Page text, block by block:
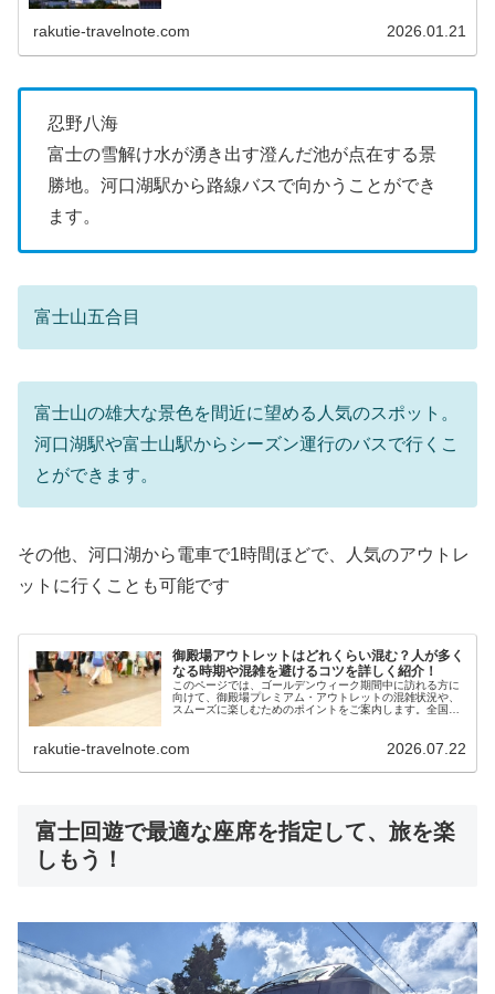
rakutie-travelnote.com 2026.01.21
忍野八海
富士の雪解け水が湧き出す澄んだ池が点在する景
勝地。河口湖駅から路線バスで向かうことができ
ます。
富士山五合目
富士山の雄大な景色を間近に望める人気のスポット。
河口湖駅や富士山駅からシーズン運行のバスで行くこ
とができます。
その他、河口湖から電車で1時間ほどで、人気のアウトレ
ットに行くことも可能です
御殿場アウトレットはどれくらい混む？人が多く
なる時期や混雑を避けるコツを詳しく紹介！
このページでは、ゴールデンウィーク期間中に訪れる方に
向けて、御殿場プレミアム・アウトレットの混雑状況や、
スムーズに楽しむためのポイントをご案内します。全国で
の際にぜひお役立てください。
rakutie-travelnote.com 2026.07.22
富士回遊で最適な座席を指定して、旅を楽
しもう！